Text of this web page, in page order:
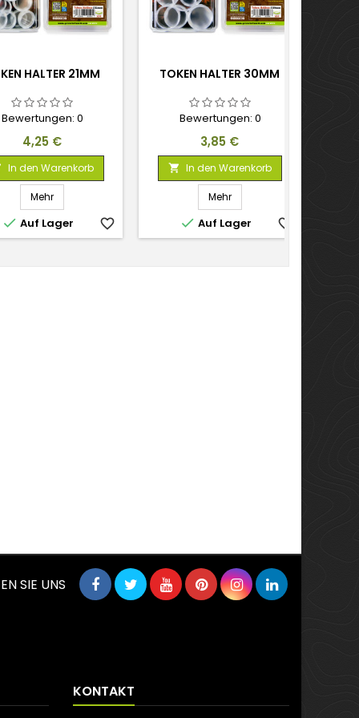
HALTER 21MM
Bewertungen: 0
Preis
4,25 €
In den Warenkorb
Mehr
 Auf Lager favorite_border
TOKEN HALTER 30MM
Bewertungen: 0
Preis
3,85 €
 In den Warenkorb
Mehr
 Auf Lager favorite_border
SIE UNS
KONTAKT